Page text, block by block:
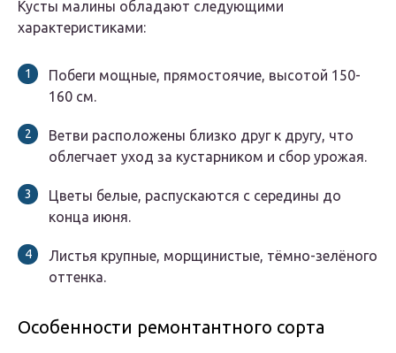
Кусты малины обладают следующими
характеристиками:
Побеги мощные, прямостоячие, высотой 150-
160 см.
Ветви расположены близко друг к другу, что
облегчает уход за кустарником и сбор урожая.
Цветы белые, распускаются с середины до
конца июня.
Листья крупные, морщинистые, тёмно-зелёного
оттенка.
Особенности ремонтантного сорта